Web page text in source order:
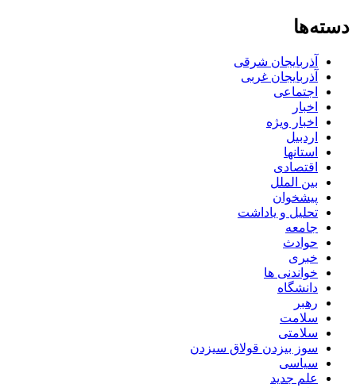
دسته‌ها
آذربایجان شرقی
آذربایجان غربی
اجتماعی
اخبار
اخبار ویژه
اردبیل
استانها
اقتصادی
بین الملل
پیشخوان
تحلیل و یاداشت
جامعه
حوادث
خبری
خواندنی ها
دانشگاه
رهبر
سلامت
سلامتی
سوز بیزدن قولاق سیزدن
سیاسی
علم جدید